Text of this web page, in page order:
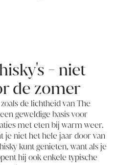
- niet
de zomer
de lichtheid vanThe
geweldige basis voor
met eten bij warm weer.
je niet het hele jaar door van
kunt genieten, want als je
hij ook enkele typische